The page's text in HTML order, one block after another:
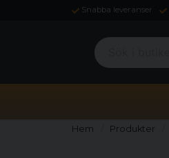
Snabba leveranser
Sök i butiken ...
Hem Produkter